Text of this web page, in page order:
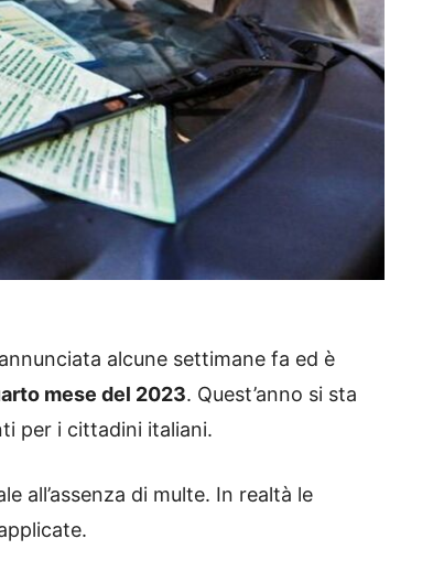
alcune settimane fa ed è
mese del 2023. Quest’anno si sta
per i cittadini italiani.
all’assenza di multe. In realtà le